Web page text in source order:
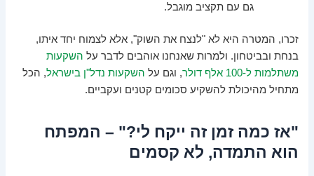
גם עם תקציב מוגבל.
זכרו, המטרה היא לא "לנצח את השוק", אלא לצמוח יחד איתו,
בנחת ובביטחון. ולמרות שאנחנו אוהבים לדבר על השקעות
משתלמות ל-100 אלף דולר
, וגם על השקעות נדל"ן בישראל, הכל
מתחיל מהיכולת להשקיע סכומים קטנים ועקביים.
"אז כמה זמן זה ייקח לי?" – המפתח
הוא התמדה, לא קסמים